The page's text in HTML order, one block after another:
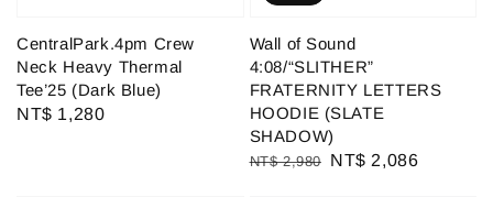
CentralPark.4pm Crew
Neck Heavy Thermal
Tee’25 (Dark Blue)
Regular
NT$ 1,280
Wall of Sound
4:08/“SLITHER”
FRATERNITY LETTERS
HOODIE (SLATE
SHADOW)
Regular
NT$ 2,980
Sale
NT$ 2,086